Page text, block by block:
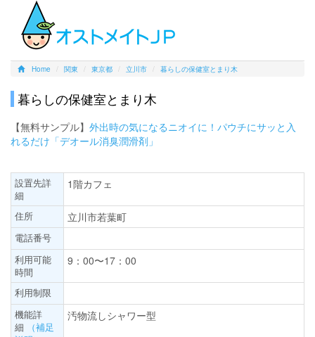
Home 関東 東京都 立川市 暮らしの保健室とまり木
暮らしの保健室とまり木
【無料サンプル】 外出時の気になるニオイに！パウチにサッと入
れるだけ「デオール消臭潤滑剤」
設置先詳
細
1階カフェ
住所 立川市若葉町
電話番号
利用可能
時間
9：00〜17：00
利用制限
機能詳
細
（補足
汚物流しシャワー型